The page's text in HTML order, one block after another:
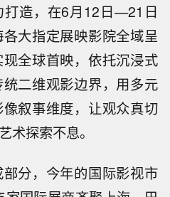
打造，在6月12日—21日
大指定展映影院全域呈
全球首映，依托沉浸式
二维观影边界，用多元
叙事维度，让观众真切
术探索不息。
分，今年的国际影视市